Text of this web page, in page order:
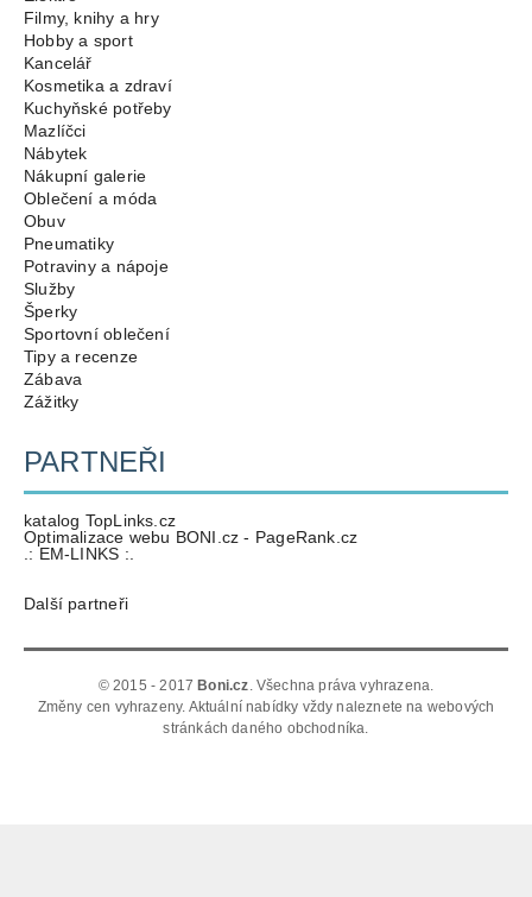
Filmy, knihy a hry
Hobby a sport
Kancelář
Kosmetika a zdraví
Kuchyňské potřeby
Mazlíčci
Nábytek
Nákupní galerie
Oblečení a móda
Obuv
Pneumatiky
Potraviny a nápoje
Služby
Šperky
Sportovní oblečení
Tipy a recenze
Zábava
Zážitky
PARTNEŘI
katalog TopLinks.cz
Optimalizace webu BONI.cz - PageRank.cz
.: EM-LINKS :.
Další partneři
© 2015 - 2017 Boni.cz. Všechna práva vyhrazena.
Změny cen vyhrazeny. Aktuální nabídky vždy naleznete na webových
stránkách daného obchodníka.